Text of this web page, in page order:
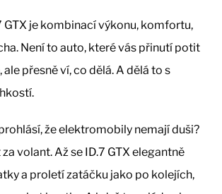
GTX je kombinací výkonu, komfortu,
Není to auto, které vás přinutí potit
ale přesně ví, co dělá. A dělá to s
že elektromobily nemají duši?
volant. Až se ID.7 GTX elegantně
a proletí zatáčku jako po kolejích,